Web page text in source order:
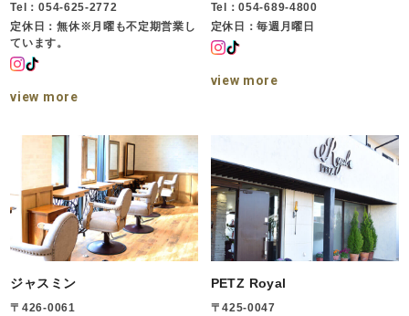
Tel：054-625-2772
定休日：無休※月曜も不定期営業し
ています。
view more
Tel：054-689-4800
定休日：毎週月曜日
view more
ジャスミン
〒426-0061
PETZ Royal
〒425-0047